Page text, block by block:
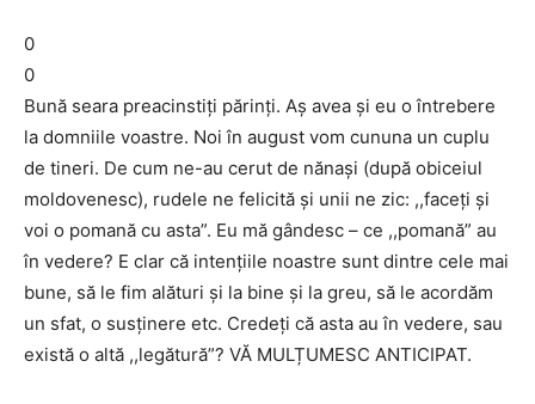
0
0
Bună seara preacinstiți părinți. Aș avea și eu o întrebere
la domniile voastre. Noi în august vom cununa un cuplu
de tineri. De cum ne-au cerut de nănași (după obiceiul
moldovenesc), rudele ne felicită și unii ne zic: ,,faceți și
voi o pomană cu asta”. Eu mă gândesc – ce ,,pomană” au
în vedere? E clar că intențiile noastre sunt dintre cele mai
bune, să le fim alături și la bine și la greu, să le acordăm
un sfat, o susținere etc. Credeți că asta au în vedere, sau
există o altă ,,legătură”? VĂ MULȚUMESC ANTICIPAT.